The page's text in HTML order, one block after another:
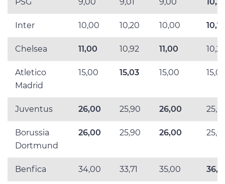
Inter 10,00 10,20 10,00
Chelsea 11,00 10,92 11,00
Atletico
Madrid
15,00 15,03 15,00
Juventus 26,00 25,90 26,00
Borussia
Dortmund
26,00 25,90 26,00
Benfica 34,00 33,71 35,00